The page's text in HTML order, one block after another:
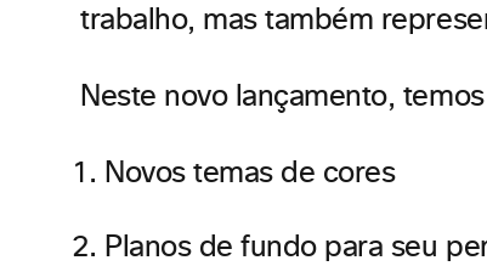
trabalho, mas também
Neste novo lançamento,
Novos temas de cores
Planos de fundo para seu